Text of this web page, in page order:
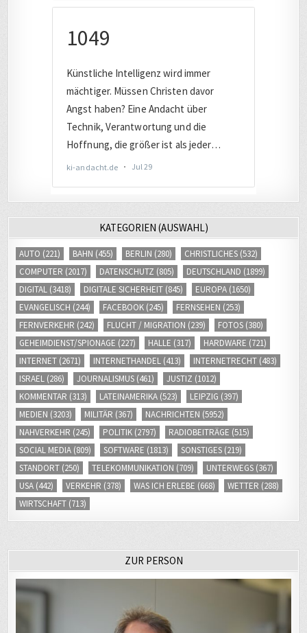
KATEGORIEN (AUSWAHL)
AUTO (221) BAHN (455) BERLIN (280) CHRISTLICHES (532)
COMPUTER (2017) DATENSCHUTZ (805) DEUTSCHLAND (1899)
DIGITAL (3418) DIGITALE SICHERHEIT (845) EUROPA (1650)
EVANGELISCH (244) FACEBOOK (245) FERNSEHEN (253)
FERNVERKEHR (242) FLUCHT / MIGRATION (239) FOTOS (380)
GEHEIMDIENST/SPIONAGE (227) HALLE (317) HARDWARE (721)
INTERNET (2671) INTERNETHANDEL (413) INTERNETRECHT (483)
ISRAEL (286) JOURNALISMUS (461) JUSTIZ (1012)
KOMMENTAR (313) LATEINAMERIKA (523) LEIPZIG (397)
MEDIEN (3203) MILITÄR (367) NACHRICHTEN (5952)
NAHVERKEHR (245) POLITIK (2797) RADIOBEITRÄGE (515)
SOCIAL MEDIA (809) SOFTWARE (1813) SONSTIGES (219)
STANDORT (250) TELEKOMMUNIKATION (709) UNTERWEGS (367)
USA (442) VERKEHR (378) WAS ICH ERLEBE (668) WETTER (288)
WIRTSCHAFT (713)
ZUR PERSON